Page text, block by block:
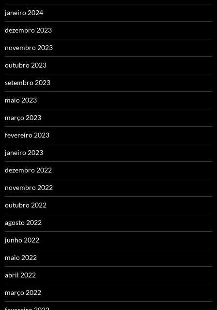
janeiro 2024
dezembro 2023
novembro 2023
outubro 2023
setembro 2023
maio 2023
março 2023
fevereiro 2023
janeiro 2023
dezembro 2022
novembro 2022
outubro 2022
agosto 2022
junho 2022
maio 2022
abril 2022
março 2022